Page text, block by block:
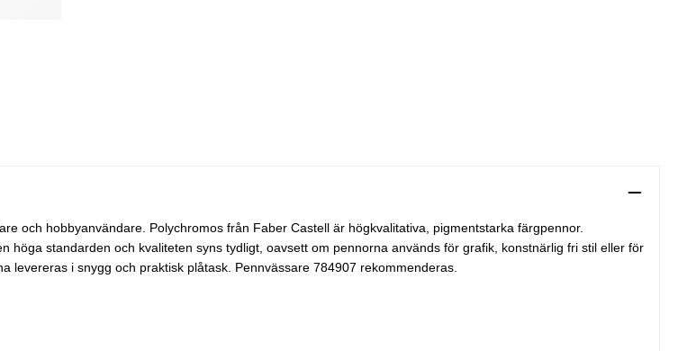
och hobbyanvändare. Polychromos från Faber Castell är högkvalitativa, pigmentstarka färgpennor.
standarden och kvaliteten syns tydligt, oavsett om pennorna används för grafik, konstnärlig fri stil eller för
levereras i snygg och praktisk plåtask. Pennvässare 784907 rekommenderas.